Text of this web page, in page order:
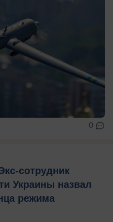
0
сотрудник
Украины назвал
режима